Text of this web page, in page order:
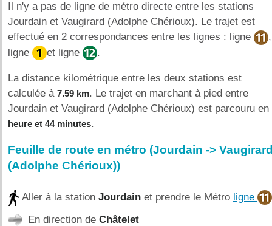
Il n'y a pas de ligne de métro directe entre les stations
Jourdain et Vaugirard (Adolphe Chérioux). Le trajet est
effectué en 2 correspondances entre les lignes : ligne
,
ligne
et ligne .
La distance kilométrique entre les deux stations est
calculée à 7.59 km. Le trajet en marchant à pied entre
Jourdain et Vaugirard (Adolphe Chérioux) est parcouru en
heure et 44 minutes.
Feuille de route en métro (Jourdain ->
(Adolphe Chérioux))
Aller à la station Jourdain et prendre le Métro ligne
En direction de Châtelet